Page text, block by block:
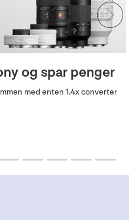
fra Røde.